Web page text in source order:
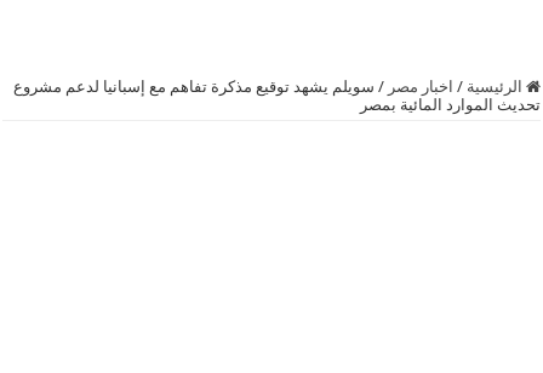
الرئيسية / اخبار مصر / سويلم يشهد توقيع مذكرة تفاهم مع إسبانيا لدعم مشروع
تحديث الموارد المائية بمصر